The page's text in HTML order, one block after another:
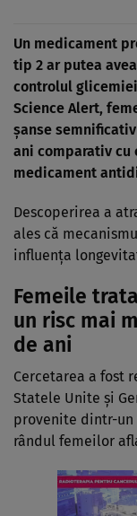
Un medicament
tip 2 ar putea
controlul
Science Alert,
șanse
ani comparativ
medicament
Descoperirea a
ales că
influența
Femeile
un risc mai
de ani
Cercetarea a fost
Statele Unite și
provenite dintr-un
rândul femeilor